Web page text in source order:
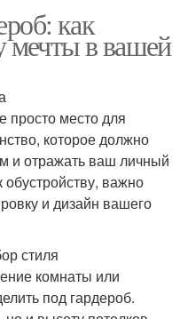
как
мечты в вашей
просто место для
которое должно
и отражать ваш личный
важно
и дизайн вашего
стиля
комнаты или
под гардероб.